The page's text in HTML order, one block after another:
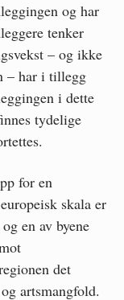
og har
tenker
– og ikke
– har i tillegg
i dette
tydelige
for en
skala er
en av byene
det
artsmangfold.